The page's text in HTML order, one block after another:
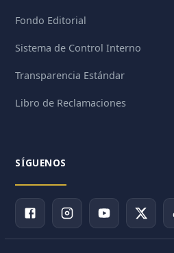
Fondo Editorial
Sistema de Control Interno
Transparencia Estándar
Libro de Reclamaciones
SÍGUENOS